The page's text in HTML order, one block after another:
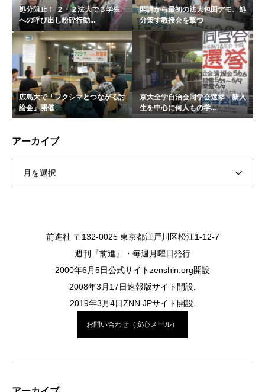
処分阻止！ ２・２法大で３学生
への呼び出し粉砕行動...
開講から最初の法大包囲デモ、処
分策す教授会を撃つ
広島大で「フクシマとつながる討
論会」開催
京大全学自治会同学会選挙 新入
生を中心に何人もの学...
アーカイブ
月を選択
前進社 〒132-0025 東京都江戸川区松江1-12-7
週刊『前進』・毎週月曜日発行
2000年6月5日公式サイトzenshin.org開設
2008年3月17日速報版サイト開設.
2019年3月4日ZNN.JPサイト開設.
お問い合わせ（安心メール）